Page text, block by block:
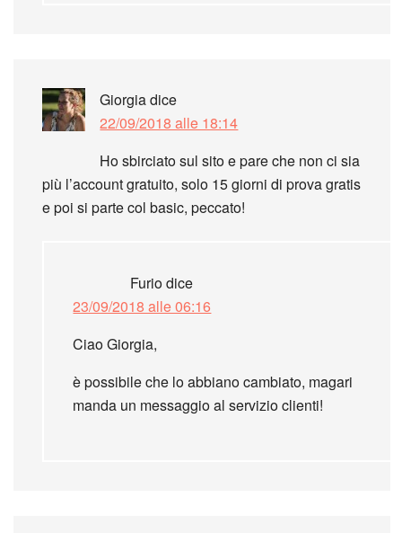
Giorgiadice
22/09/2018 alle 18:14
Ho sbirciato sul sito e pare che non ci sia
più l’account gratuito, solo 15 giorni di prova gratis
e poi si parte col basic, peccato!
Furiodice
23/09/2018 alle 06:16
Ciao Giorgia,
è possibile che lo abbiano cambiato, magari
manda un messaggio al servizio clienti!